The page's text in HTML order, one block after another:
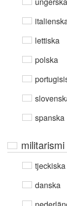
lettiska
polska
spanska
militarismi
tjeckiska
danska